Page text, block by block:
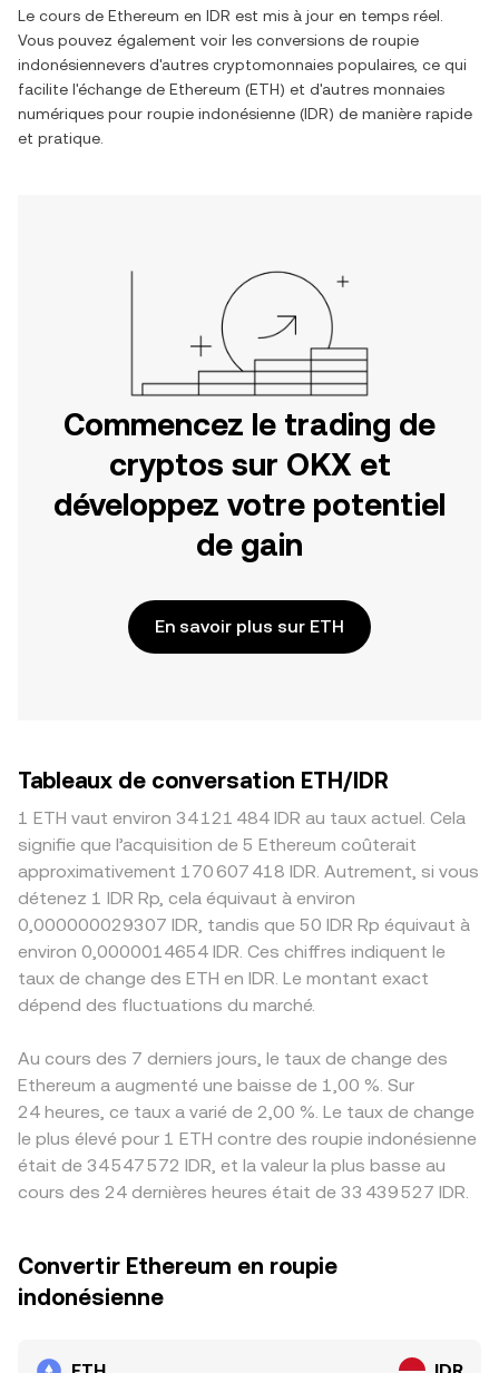
Le cours de Ethereum en IDR est mis à jour en temps réel.
Vous pouvez également voir les conversions de roupie
indonésiennevers d'autres cryptomonnaies populaires, ce qui
facilite l'échange de Ethereum (ETH) et d'autres monnaies
numériques pour roupie indonésienne (IDR) de manière rapide
et pratique.
Commencez le trading de
cryptos sur OKX et
développez votre potentiel
de gain
En savoir plus sur ETH
Tableaux de conversation ETH/IDR
1 ETH vaut environ 34 121 484 IDR au taux actuel. Cela
signifie que l’acquisition de 5 Ethereum coûterait
approximativement 170 607 418 IDR. Autrement, si vous
détenez 1 IDR Rp, cela équivaut à environ
0,000000029307 IDR, tandis que 50 IDR Rp équivaut à
environ 0,0000014654 IDR. Ces chiffres indiquent le
taux de change des ETH en IDR. Le montant exact
dépend des fluctuations du marché.
Au cours des 7 derniers jours, le taux de change des
Ethereum a augmenté une baisse de 1,00 %. Sur
24 heures, ce taux a varié de 2,00 %. Le taux de change
le plus élevé pour 1 ETH contre des roupie indonésienne
était de 34 547 572 IDR, et la valeur la plus basse au
cours des 24 dernières heures était de 33 439 527 IDR.
Convertir Ethereum en roupie
indonésienne